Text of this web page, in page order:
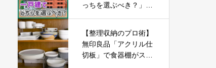
っちを選ぶべき？」
【整理収納のプロ術】
無印良品「アクリル仕
切板」で食器棚がスッ